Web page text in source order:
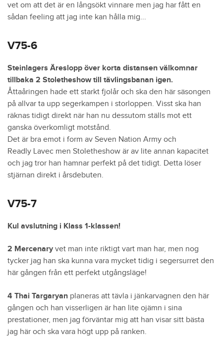
vet om att det är en långsökt vinnare men jag har fått en
sådan feeling att jag inte kan hålla mig...
V75-6
Steinlagers Äreslopp över korta distansen välkomnar
tillbaka 2 Stoletheshow till tävlingsbanan igen.
Åttaåringen hade ett starkt fjolår och ska den här säsongen
på allvar ta upp segerkampen i storloppen. Visst ska han
räknas tidigt direkt när han nu dessutom ställs mot ett
ganska överkomligt motstånd.
Det är bra emot i form av Seven Nation Army och
Readly Lavec men Stoletheshow är av lite annan kapacitet
och jag tror han hamnar perfekt på det tidigt. Detta löser
stjärnan direkt i årsdebuten.
V75-7
Kul avslutning i Klass 1-klassen!
2 Mercenary vet man inte riktigt vart man har, men nog
tycker jag han ska kunna vara mycket tidig i segersurret den
här gången från ett perfekt utgångsläge!
4 Thai Targaryan planeras att tävla i jänkarvagnen den här
gången och han visserligen är han lite ojämn i sina
prestationer, men jag förväntar mig att han visar sitt bästa
jag här och ska vara högt upp på ranken.